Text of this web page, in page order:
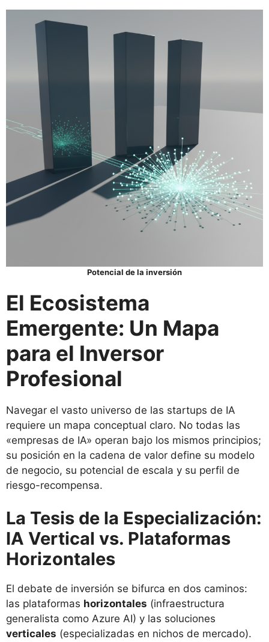
Potencial de la inversión
El Ecosistema
Emergente: Un Mapa
para el Inversor
Profesional
Navegar el vasto universo de las startups de IA
requiere un mapa conceptual claro. No todas las
«empresas de IA» operan bajo los mismos principios;
su posición en la cadena de valor define su modelo
de negocio, su potencial de escala y su perfil de
riesgo-recompensa.
La Tesis de la Especialización:
IA Vertical vs. Plataformas
Horizontales
El debate de inversión se bifurca en dos caminos:
las plataformas horizontales (infraestructura
generalista como Azure AI) y las soluciones
verticales (especializadas en nichos de mercado).